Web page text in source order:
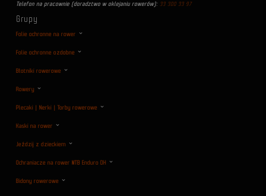
Telefon na pracownie (doradztwo w oklejaniu rowerów): 33 300 33 97
Grupy
Folie ochronne na rower
Folie ochronne ozdobne
Błotniki rowerowe
Rowery
Plecaki | Nerki | Torby rowerowe
Kaski na rower
Jeździj z dzieckiem
Ochraniacze na rower MTB Enduro DH
Bidony rowerowe